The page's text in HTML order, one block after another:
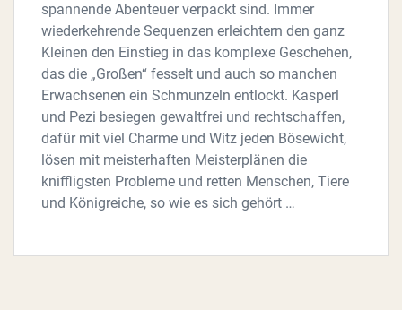
spannende Abenteuer verpackt sind. Immer
wiederkehrende Sequenzen erleichtern den ganz
Kleinen den Einstieg in das komplexe Geschehen,
das die „Großen“ fesselt und auch so manchen
Erwachsenen ein Schmunzeln entlockt. Kasperl
und Pezi besiegen gewaltfrei und rechtschaffen,
dafür mit viel Charme und Witz jeden Bösewicht,
lösen mit meisterhaften Meisterplänen die
kniffligsten Probleme und retten Menschen, Tiere
und Königreiche, so wie es sich gehört …